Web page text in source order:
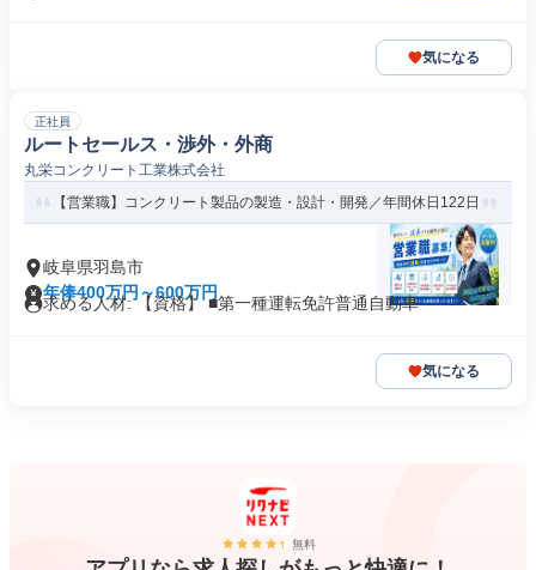
気になる
正社員
ルートセールス・渉外・外商
丸栄コンクリート工業株式会社
【営業職】コンクリート製品の製造・設計・開発／年間休日122日
岐阜県羽島市
年俸400万円～600万円
求める人材: 【資格】 ■第一種運転免許普通自動車
気になる
無料